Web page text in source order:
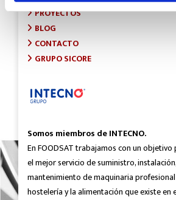
PROYECTOS
BLOG
CONTACTO
GRUPO SICORE
Somos miembros de INTECNO.
En FOODSAT trabajamos con un
el mejor servicio de suministro,
mantenimiento de maquinaria
hostelería y la alimentación que existe en